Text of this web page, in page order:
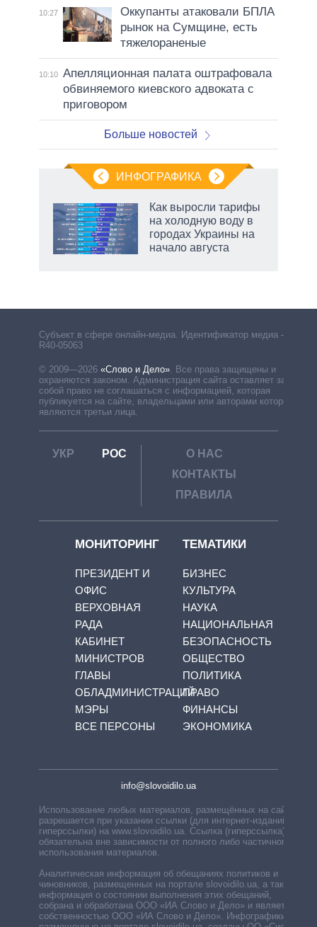
10:27
Оккупанты атаковали БПЛА
рынок на Сумщине, есть
тяжелораненые
10:10 Апелляционная палата оштрафовала
обвиняемого киевского адвоката с
приговором
Больше новостей
ИНФОГРАФИКА
Как выросли тарифы
на холодную воду в
городах Украины на
начало августа
Субъект в сфере онлайн-медиа. Идентификатор медиа –
R40-05063
© 2009—2026 «Слово и Дело»
Все права защищены и
охраняются законом. Администрация сайта оставляет за
собой право не соглашаться с информацией, которая
публикуется на сайте, владельцами или авторами которой
являются третьи лица.
УКР РОС
О НАС
КОНТАКТЫ
ПРАВИЛА
МОНИТОРИНГ
ПРЕЗИДЕНТ И
ОФИС
ВЕРХОВНАЯ
РАДА
КАБИНЕТ
МИНИСТРОВ
ГЛАВЫ
ОБЛАДМИНИСТРАЦИЙ
МЭРЫ
ВСЕ ПЕРСОНЫ
ТЕМАТИКИ
БИЗНЕС
КУЛЬТУРА
НАУКА
НАЦИОНАЛЬНАЯ
БЕЗОПАСНОСТЬ
ОБЩЕСТВО
ПОЛИТИКА
ПРАВО
ФИНАНСЫ
ЭКОНОМИКА
info@slovoidilo.ua
Использование любых материалов, размещённых на сайте,
разрешается при указании ссылки (для интернет-изданий —
гиперссылки) на www.slovoidilo.ua. Ссылка (гиперссылка)
обязательна вне зависимости от полного либо частичного
использования материалов.
Аналитическая информация об обещаниях политиков и
чиновников, размещенных на портале slovoidilo.ua, а также
информация о состоянии выполнения этих обещаний,
собрана и обработана ООО «ИА Слово и Дело» и является
собственностью ООО «ИА Слово и Дело». Инфографики,